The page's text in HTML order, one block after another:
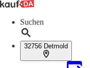
Suchen
32756 Detmold